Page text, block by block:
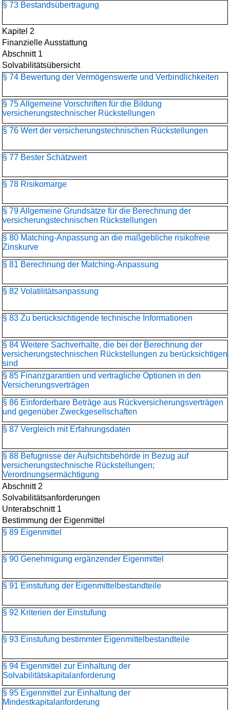
§ 73 Bestandsübertragung
Kapitel 2
Finanzielle Ausstattung
Abschnitt 1
Solvabilitätsübersicht
§ 74 Bewertung der Vermögenswerte und Verbindlichkeiten
§ 75 Allgemeine Vorschriften für die Bildung
versicherungstechnischer Rückstellungen
§ 76 Wert der versicherungstechnischen Rückstellungen
§ 77 Bester Schätzwert
§ 78 Risikomarge
§ 79 Allgemeine Grundsätze für die Berechnung der
versicherungstechnischen Rückstellungen
§ 80 Matching-Anpassung an die maßgebliche risikofreie
Zinskurve
§ 81 Berechnung der Matching-Anpassung
§ 82 Volatilitätsanpassung
§ 83 Zu berücksichtigende technische Informationen
§ 84 Weitere Sachverhalte, die bei der Berechnung der
versicherungstechnischen Rückstellungen zu berücksichtigen
sind
§ 85 Finanzgarantien und vertragliche Optionen in den
Versicherungsverträgen
§ 86 Einforderbare Beträge aus Rückversicherungsverträgen
und gegenüber Zweckgesellschaften
§ 87 Vergleich mit Erfahrungsdaten
§ 88 Befugnisse der Aufsichtsbehörde in Bezug auf
versicherungstechnische Rückstellungen;
Verordnungsermächtigung
Abschnitt 2
Solvabilitätsanforderungen
Unterabschnitt 1
Bestimmung der Eigenmittel
§ 89 Eigenmittel
§ 90 Genehmigung ergänzender Eigenmittel
§ 91 Einstufung der Eigenmittelbestandteile
§ 92 Kriterien der Einstufung
§ 93 Einstufung bestimmter Eigenmittelbestandteile
§ 94 Eigenmittel zur Einhaltung der
Solvabilitätskapitalanforderung
§ 95 Eigenmittel zur Einhaltung der
Mindestkapitalanforderung